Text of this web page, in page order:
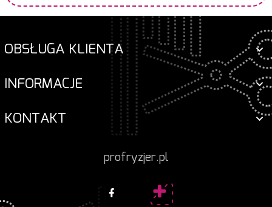
OBSŁUGA KLIENTA
INFORMACJE
KONTAKT
profryzjer.pl